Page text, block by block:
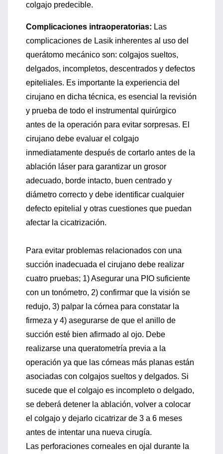
colgajo predecible.
Complicaciones intraoperatorias: Las
complicaciones de Lasik inherentes al uso del
querátomo mecánico son: colgajos sueltos,
delgados, incompletos, descentrados y defectos
epiteliales. Es importante la experiencia del
cirujano en dicha técnica, es esencial la revisión
y prueba de todo el instrumental quirúrgico
antes de la operación para evitar sorpresas. El
cirujano debe evaluar el colgajo
inmediatamente después de cortarlo antes de la
ablación láser para garantizar un grosor
adecuado, borde intacto, buen centrado y
diámetro correcto y debe identificar cualquier
defecto epitelial y otras cuestiones que puedan
afectar la cicatrización.
Para evitar problemas relacionados con una
succión inadecuada el cirujano debe realizar
cuatro pruebas; 1) Asegurar una PIO suficiente
con un tonómetro, 2) confirmar que la visión se
redujo, 3) palpar la córnea para constatar la
firmeza y 4) asegurarse de que el anillo de
succión esté bien afirmado al ojo. Debe
realizarse una queratometría previa a la
operación ya que las córneas más planas están
asociadas con colgajos sueltos y delgados. Si
sucede que el colgajo es incompleto o delgado,
se deberá detener la ablación, volver a colocar
el colgajo y dejarlo cicatrizar de 3 a 6 meses
antes de intentar una nueva cirugía.
Las perforaciones corneales en ojal durante la